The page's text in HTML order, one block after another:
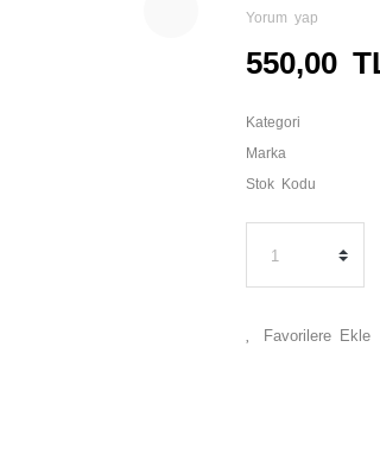
Yorum yap
550,00 TL
Kategori
Marka
Stok Kodu